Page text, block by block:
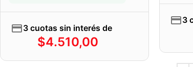
3 cuotas sin interés de
$4.510,00
3